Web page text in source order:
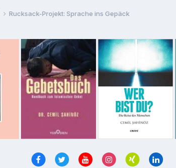
Rucksack-Projekt: Sprache ins Gepäck